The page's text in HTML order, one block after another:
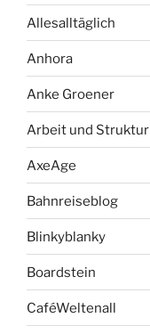
Allesalltäglich
Anhora
Anke Groener
Arbeit und Struktur
AxeAge
Bahnreiseblog
Blinkyblanky
Boardstein
CaféWeltenall